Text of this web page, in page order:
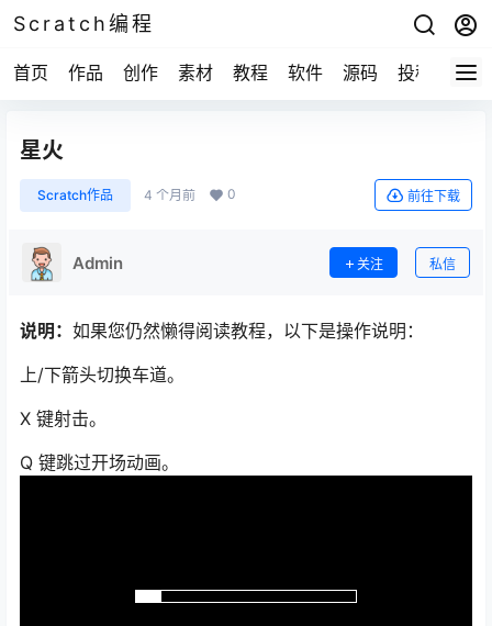
Scratch编程
首页 作品 创作 素材 教程 软件 源码 投稿 关于
星火
Scratch作品 4 个月前 0 前往下载
Admin 关注 私信
说明： 如果您仍然懒得阅读教程，以下是操作说明：
上/下箭头切换车道。
X 键射击。
Q 键跳过开场动画。